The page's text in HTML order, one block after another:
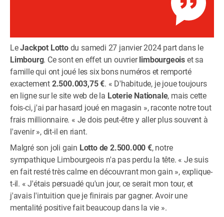
LeJackpot Lottodu samedi 27 janvier 2024 part dans le
Limbourg. Ce sont en effet un ouvrierlimbourgeoiset sa
famille qui ont joué les six bons numéros et remporté
exactement2.500.003,75 €. « D'habitude, je joue toujours
en ligne sur le site web de la Loterie Nationale, mais cette
fois-ci, j'ai par hasard joué en magasin », raconte notre tout
frais millionnaire. « Je dois peut-être y aller plus souvent à
l'avenir », dit-il en riant.
Malgré son joli gain Lotto de2.500.000 €, notre
sympathique Limbourgeois n'a pas perdu la tête. « Je suis
en fait resté très calme en découvrant mon gain », explique-
t-il. « J'étais persuadé qu'un jour, ce serait mon tour, et
j'avais l'intuition que je finirais par gagner. Avoir une
mentalité positive fait beaucoup dans la vie ».